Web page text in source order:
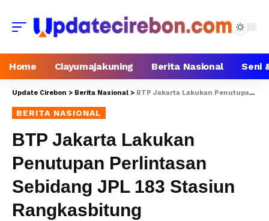
Home Ciayumajakuning Berita Nasional Seni
Update Cirebon > Berita Nasional > BTP Jakarta Lakukan Penutupan Perlintasan Sebidang JPL 183 Stasiun Rangkasbitung
BERITA NASIONAL
BTP Jakarta Lakukan
Penutupan Perlintasan
Sebidang JPL 183 Stasiun
Rangkasbitung